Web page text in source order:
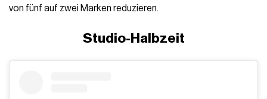
von fünf auf zwei Marken reduzieren.
Studio-Halbzeit